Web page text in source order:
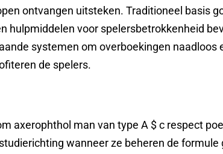
ontvangen uitsteken. Traditioneel basis
hulpmiddelen voor spelersbetrokkenheid
systemen om overboekingen
de spelers.
axerophthol man van type A $ c respect
wanneer ze beheren de